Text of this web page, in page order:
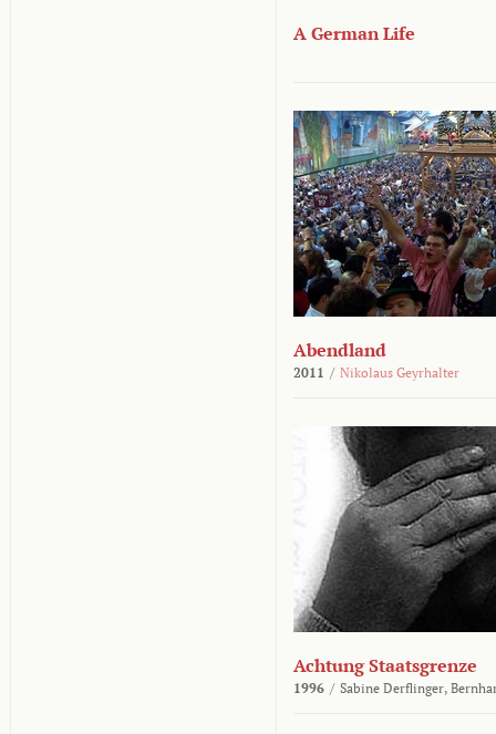
A German Life
Abendland
2011 / Nikolaus Geyrhalter
Achtung Staatsgrenze
1996 / Sabine Derflinger,